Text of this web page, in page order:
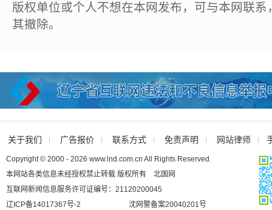
版权单位或个人不想在本网发布，可与本网联
其撤除。
关于我们 广告报价 联系方式 免责声明 网站律师
Copyright © 2000 - 2026 www.lnd.com.cn All Rights Reserved.
本网站各类信息未经授权禁止转载 版权所有 北国网
互联网新闻信息服务许可证编号：21120200045
辽ICP备14017367号-2
沈网警备案20040201号